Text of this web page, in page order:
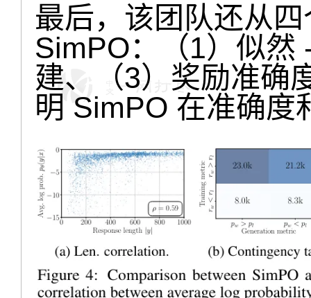
最后，该团队还从
SimPO：（1）似然
建、（3）奖励准确
明 SimPO 在准确度